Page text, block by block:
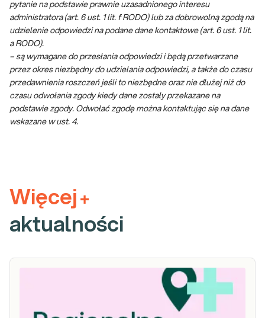
pytanie na podstawie prawnie uzasadnionego interesu
administratora (art. 6 ust. 1 lit. f RODO) lub za dobrowolną zgodą na
udzielenie odpowiedzi na podane dane kontaktowe (art. 6 ust. 1 lit.
a RODO).
– są wymagane do przesłania odpowiedzi i będą przetwarzane
przez okres niezbędny do udzielania odpowiedzi, a także do czasu
przedawnienia roszczeń jeśli to niezbędne oraz nie dłużej niż do
czasu odwołania zgody kiedy dane zostały przekazane na
podstawie zgody. Odwołać zgodę można kontaktując się na dane
wskazane w ust. 4.
Więcej +
aktualności